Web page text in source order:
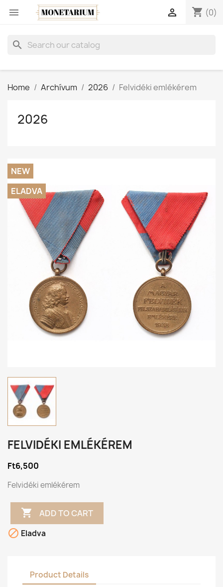
 shopping_cart (0)

search
Home Archívum 2026 Felvidéki emlékérem
2026
NEW
ELADVA
FELVIDÉKI EMLÉKÉREM
Ft6,500
Felvidéki emlékérem
 ADD TO CART
 Eladva
Product Details